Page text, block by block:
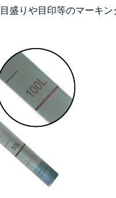
盛りや目印等のマーキ